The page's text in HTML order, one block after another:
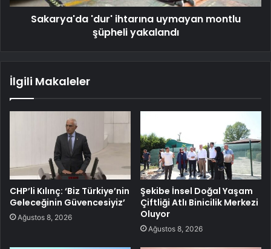
Sakarya'da 'dur' ihtarına uymayan montlu
şüpheli yakalandı
İlgili Makaleler
CHP’li Kılınç: ‘Biz Türkiye’nin
Geleceğinin Güvencesiyiz’
Ağustos 8, 2026
Şekibe İnsel Doğal Yaşam
Çiftliği Atlı Binicilik Merkezi
Oluyor
Ağustos 8, 2026